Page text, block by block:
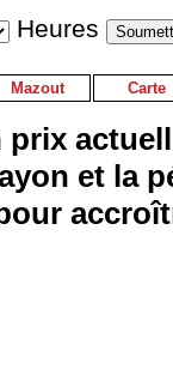
Heures
Mazout Carte
prix
et la